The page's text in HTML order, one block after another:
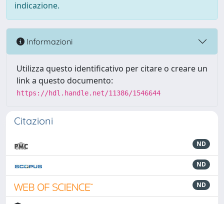
indicazione.
Informazioni
Utilizza questo identificativo per citare o creare un
link a questo documento:
https://hdl.handle.net/11386/1546644
Citazioni
ND
ND
ND